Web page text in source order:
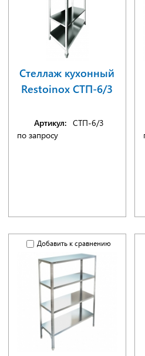
Стеллаж кухонный
Restoinox СТП-6/3
Артикул: СТП-6/3
по запросу
Добавить к сравнению